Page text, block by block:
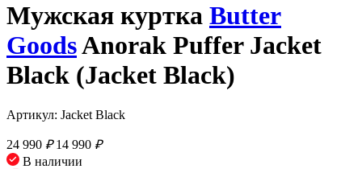
Мужская куртка Butter
GoodsAnorak Puffer Jacket
Black (Jacket Black)
Артикул: Jacket Black
24 990 ₽ 14 990 ₽
В наличии